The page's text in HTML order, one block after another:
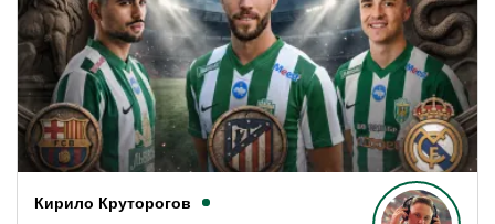
Кирило Круторогов